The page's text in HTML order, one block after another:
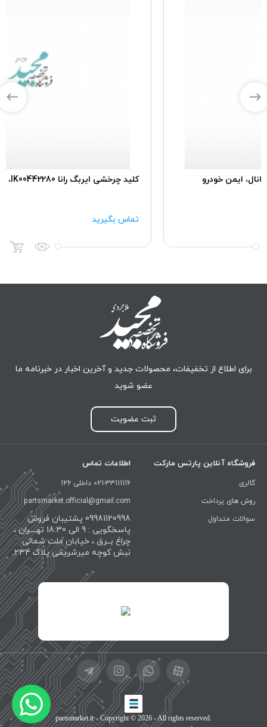
کلید چرخشی ایربگ رانا IK00442280، ایمن خودرو
برای اطلاع از تخفیفات، محصولات جدید و آخرین اخبار در خبرنامه ما
عضو شوید
ثبت عضویت
فروشگاه آنلاین پارتس مارکت
گالری
روش های پرداخت
سوالات متداول
اطلاعات تماس
021-33111116 داخلی 126
partsmarket.official@gmail.com
09981120998 پشتیبان فروش
پاسخگویی : 9 الی 18:30 تهــــران ،
چراغ بــرق ، خیابان ملت شمالی
نبش کوچه میرشریفی پلاک 234
partsmarket.ir- Copyright © 2026 - All rights reserved.